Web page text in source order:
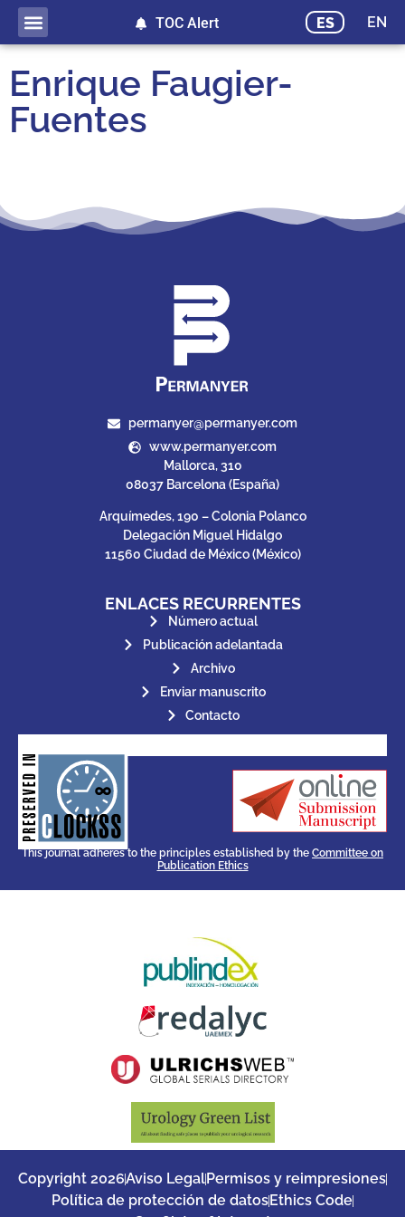
ES EN
TOC Alert
Enrique Faugier-
Fuentes
permanyer@permanyer.com
www.permanyer.com
Mallorca, 310
08037 Barcelona (España)
Arquímedes, 190 – Colonia Polanco
Delegación Miguel Hidalgo
11560 Ciudad de México (México)
ENLACES RECURRENTES
Número actual
Publicación adelantada
Archivo
Enviar manuscrito
Contacto
CLOCKSS is a dak archive that
ensures the long-term survival
of web-based scholary
publications, governed by and
for its stakeholders.
This journal adheres to the principles established by the Committee on
Publication Ethics
Copyright 2026Aviso Legal Permisos y reimpresiones
Política de protección de datos Ethics Code